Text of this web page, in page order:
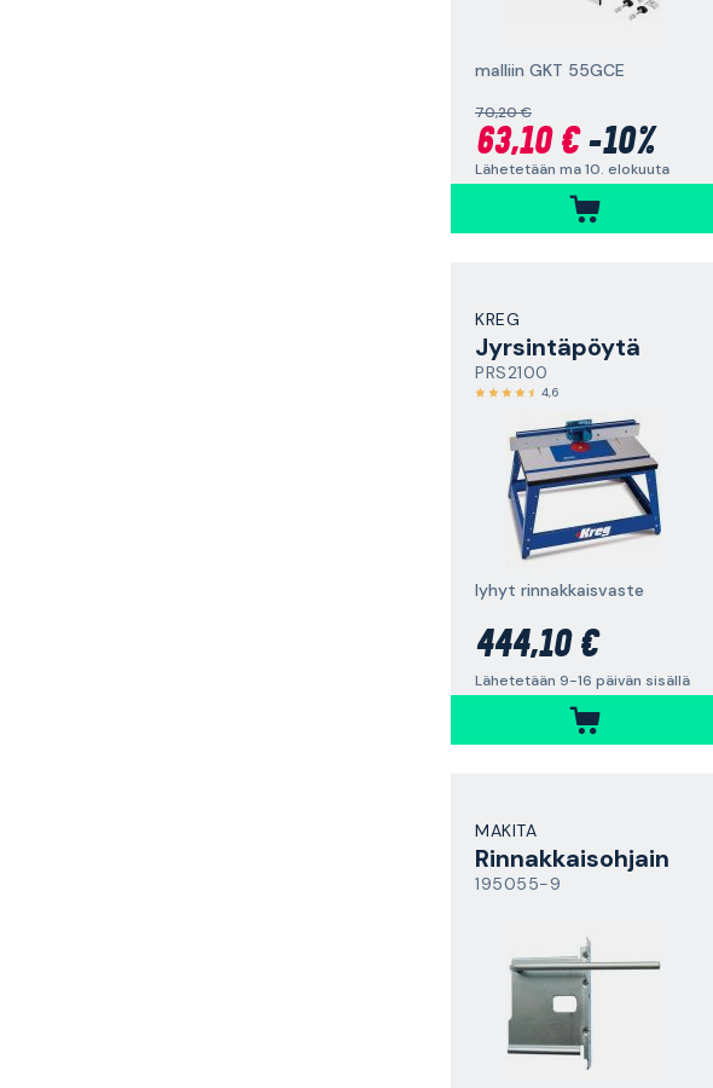
malliin GKT 55GCE
70,20 €
63,10 €-10%
Lähetetään ma 10. elokuuta
KREG
Jyrsintäpöytä
PRS2100
4,6
lyhyt rinnakkaisvaste
444,10 €
Lähetetään 9-16 päivän sisällä
MAKITA
Rinnakkaisohjain
195055-9